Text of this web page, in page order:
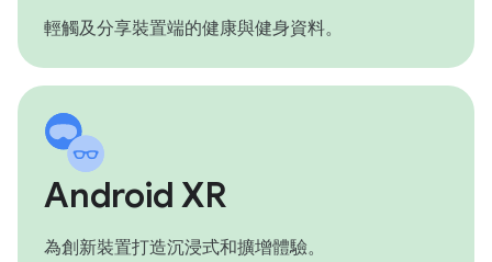
輕觸及分享裝置端的健康與健身資料。
Android XR
為創新裝置打造沉浸式和擴增體驗。